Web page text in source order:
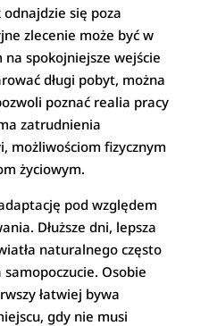
się poza
zlecenie może być w
spokojniejsze wejście
długi pobyt, można
poznać realia pracy
zatrudnienia
możliwościom fizycznym
życiowym.
pod względem
Dłuższe dni, lepsza
naturalnego często
Osobie
łatwiej bywa
gdy nie musi